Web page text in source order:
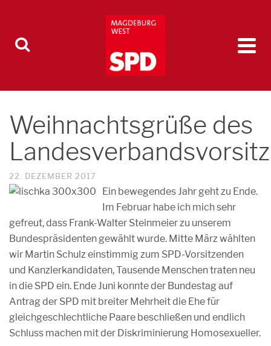
Weihnachtsgrüße des
22. DEZEMBER 2017
Ein bewegendes Jahr geht zu Ende.
Im Februar habe ich mich sehr
gefreut, dass Frank-Walter Steinmeier zu unserem
Bundespräsidenten gewählt wurde. Mitte März wählten
wir Martin Schulz einstimmig zum SPD-Vorsitzenden
und Kanzlerkandidaten, Tausende Menschen traten neu
in die SPD ein. Ende Juni konnte der Bundestag auf
Antrag der SPD mit breiter Mehrheit die Ehe für
gleichgeschlechtliche Paare beschließen und endlich
Schluss machen mit der Diskriminierung Homosexueller.